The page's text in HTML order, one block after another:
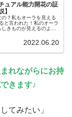
ュアル能力開花の証
】
？私もオーラを見える
と言われた！私のオーラ
きものが見えるのよ
2022.06.20
れながらにお持
きます♪
てみたい」